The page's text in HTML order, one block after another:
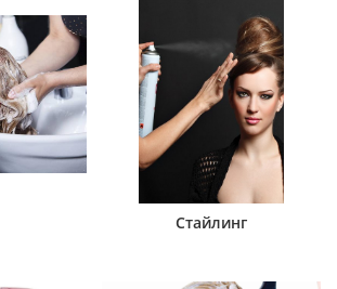
Стайлинг